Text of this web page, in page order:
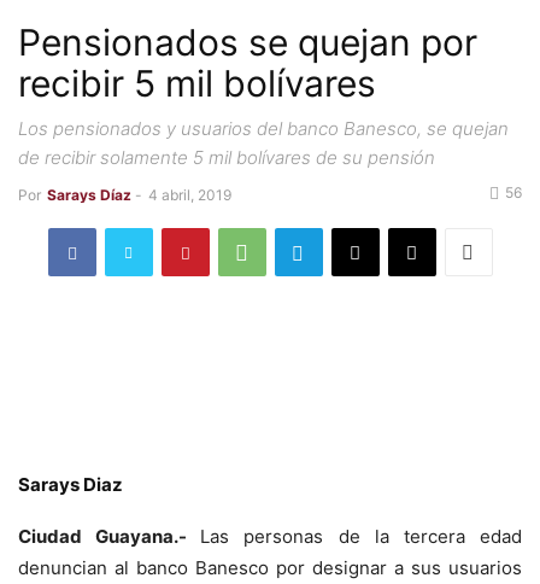
Pensionados se quejan por
recibir 5 mil bolívares
Los pensionados y usuarios del banco Banesco, se quejan
de recibir solamente 5 mil bolívares de su pensión
Por Sarays Díaz - 4 abril, 2019 56
Sarays Diaz
Ciudad Guayana.- Las personas de la tercera edad
denuncian al banco Banesco por designar a sus usuarios